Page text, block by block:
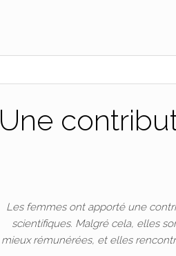
Une
Les femmes ont apporté une
scientifiques. Malgré cela, elles
mieux rémunérées, et elles